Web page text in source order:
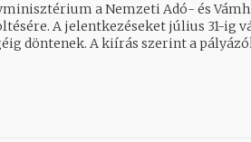
a Nemzeti Adó- és
A jelentkezéseket július 31-ig
szerint a pályázóknak